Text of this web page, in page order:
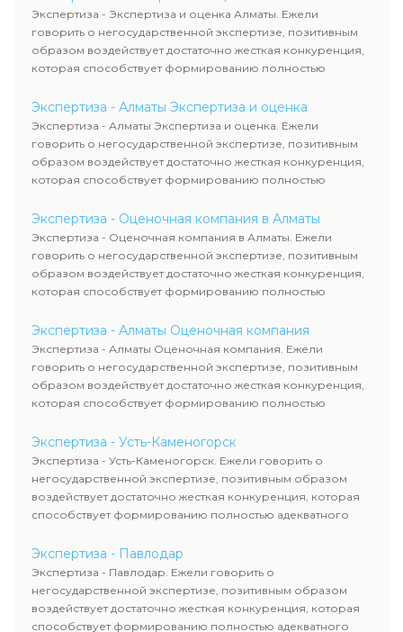
Экспертиза - Экспертиза и оценка Алматы. Ежели
говорить о негосударственной экспертизе, позитивным
образом воздействует достаточно жесткая конкуренция,
которая способствует формированию полностью
Экспертиза - Алматы Экспертиза и оценка
Экспертиза - Алматы Экспертиза и оценка. Ежели
говорить о негосударственной экспертизе, позитивным
образом воздействует достаточно жесткая конкуренция,
которая способствует формированию полностью
Экспертиза - Оценочная компания в Алматы
Экспертиза - Оценочная компания в Алматы. Ежели
говорить о негосударственной экспертизе, позитивным
образом воздействует достаточно жесткая конкуренция,
которая способствует формированию полностью
Экспертиза - Алматы Оценочная компания
Экспертиза - Алматы Оценочная компания. Ежели
говорить о негосударственной экспертизе, позитивным
образом воздействует достаточно жесткая конкуренция,
которая способствует формированию полностью
Экспертиза - Усть-Каменогорск
Экспертиза - Усть-Каменогорск. Ежели говорить о
негосударственной экспертизе, позитивным образом
воздействует достаточно жесткая конкуренция, которая
способствует формированию полностью адекватного
Экспертиза - Павлодар
Экспертиза - Павлодар. Ежели говорить о
негосударственной экспертизе, позитивным образом
воздействует достаточно жесткая конкуренция, которая
способствует формированию полностью адекватного